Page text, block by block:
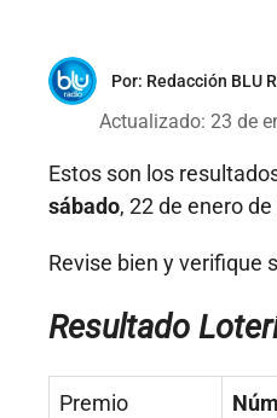
Por: Redacción BLU
Actualizado: 23 de
Estos son los
sábado, 22 de enero
Revise bien y verifique
Resultado
Premio